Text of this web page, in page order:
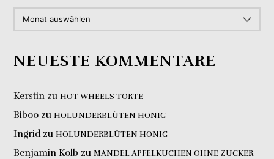
NEUESTE KOMMENTARE
Kerstin zuHOT WHEELS TORTE
Biboo zuHOLUNDERBLÜTEN HONIG
IngridzuHOLUNDERBLÜTEN HONIG
Benjamin Kolb zuMANDEL APFELKUCHEN OHNE ZUCKER